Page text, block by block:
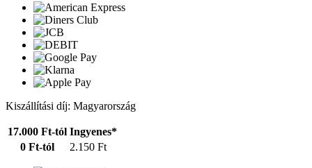
Kiszállítási díj: Magyarország
17.000 Ft-tól Ingyenes*
0 Ft-tól
2.150 Ft